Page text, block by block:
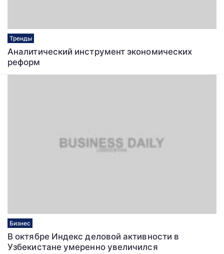
Тренды
Аналитический инструмент экономических
реформ
Бизнес
В октябре Индекс деловой активности в
Узбекистане умеренно увеличился